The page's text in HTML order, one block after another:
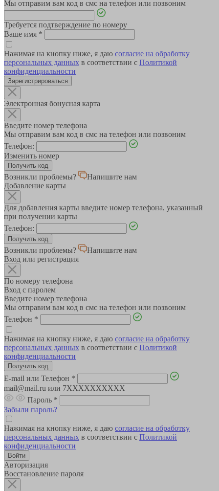
Мы отправим вам код в смс на телефон или позвоним
Требуется подтверждение по номеру
Ваше имя *
Нажимая на кнопку ниже, я даю согласие на обработку
персональных данных в соответствии с Политикой
конфиденциальности
Зарегистрироваться
Электронная бонусная карта
Введите номер телефона
Мы отправим вам код в смс на телефон или позвоним
Телефон:
Изменить номер
Возникли проблемы?
Напишите нам
Добавление карты
Для добавления карты введите номер телефона, указанный
при получении карты
Телефон:
Возникли проблемы?
Напишите нам
Вход или регистрация
По номеру телефона
Вход с паролем
Введите номер телефона
Мы отправим вам код в смс на телефон или позвоним
Телефон *
Нажимая на кнопку ниже, я даю согласие на обработку
персональных данных в соответствии с Политикой
конфиденциальности
E-mail или Телефон *
mail@mail.ru или 7XXXXXXXXXX
Пароль *
Забыли пароль?
Нажимая на кнопку ниже, я даю согласие на обработку
персональных данных в соответствии с Политикой
конфиденциальности
Авторизация
Восстановление пароля